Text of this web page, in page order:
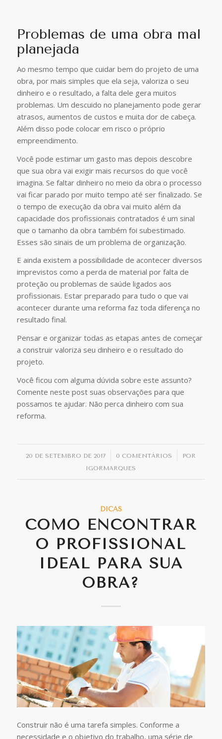
Problemas de uma obra mal
planejada
Ao mesmo tempo que cuidar bem do projeto de uma
obra, por mais simples que ela seja, valoriza o seu
dinheiro e o resultado, a falta dele gera muitos
problemas. Um descuido no planejamento pode gerar
atrasos, aumentos de custos e muita dor de cabeça.
Além disso pode colocar em risco o próprio
empreendimento.
Você pode estimar um gasto mas depois descobre
que sua obra vai exigir mais recursos do que você
imagina. Se faltar dinheiro no meio da obra o processo
vai ficar parado por muito tempo até ser finalizado. Se
o tempo de execução da obra vai muito além da
capacidade dos profissionais contratados é um sinal
que o tamanho da obra também foi subestimado.
Esses são sinais de um problema de organização.
E ainda existem a possibilidade de acontecer diversos
imprevistos como a perda de material por falta de
proteção ou problemas de saúde ligados aos
profissionais. Estar preparado para tudo o que vai
acontecer durante uma reforma faz toda diferença no
resultado final.
Pensar e organizar todas as etapas antes de começar
a construir valoriza seu dinheiro e o resultado do
projeto.
Você ficou com alguma dúvida sobre este assunto?
Comente neste post suas observações para que
possamos te ajudar. Não perca dinheiro com sua
reforma.
20 DE SETEMBRO DE 2017
/ 0 COMENTÁRIOS
/
POR
IGORMARQUES
DICAS
COMO ENCONTRAR
O PROFISSIONAL
IDEAL PARA SUA
OBRA?
Construir não é uma tarefa simples. Conforme a
necessidade e o objetivo do trabalho, uma série de